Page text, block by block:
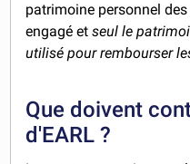
patrimoine personnel
engagé etseul le
utilisé pour rembourser
Que doivent
d'EARL ?